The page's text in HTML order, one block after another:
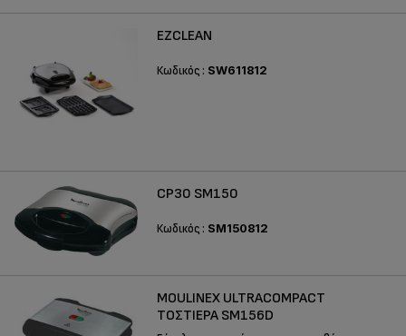
EZCLEAN
Κωδικός : SW611812
CP30 SM150
Κωδικός : SM150812
MOULINEX ULTRACOMPACT
ΤΟΣΤΙΈΡΑ SM156D